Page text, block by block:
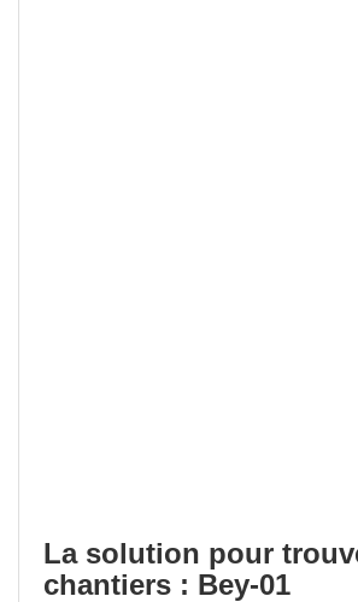
La solution pour
chantiers : Bey-01